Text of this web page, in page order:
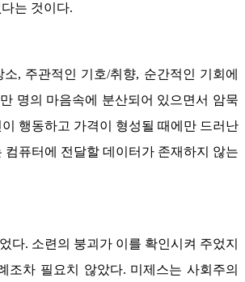
다는 것이다.
, 주관적인 기호/취향, 순간적인 기회에
명의 마음속에 분산되어 있으면서 암묵
행동하고 가격이 형성될 때에만 드러난
컴퓨터에 전달할 데이터가 존재하지 않는
다. 소련의 붕괴가 이를 확인시켜 주었지
조차 필요치 않았다. 미제스는 사회주의